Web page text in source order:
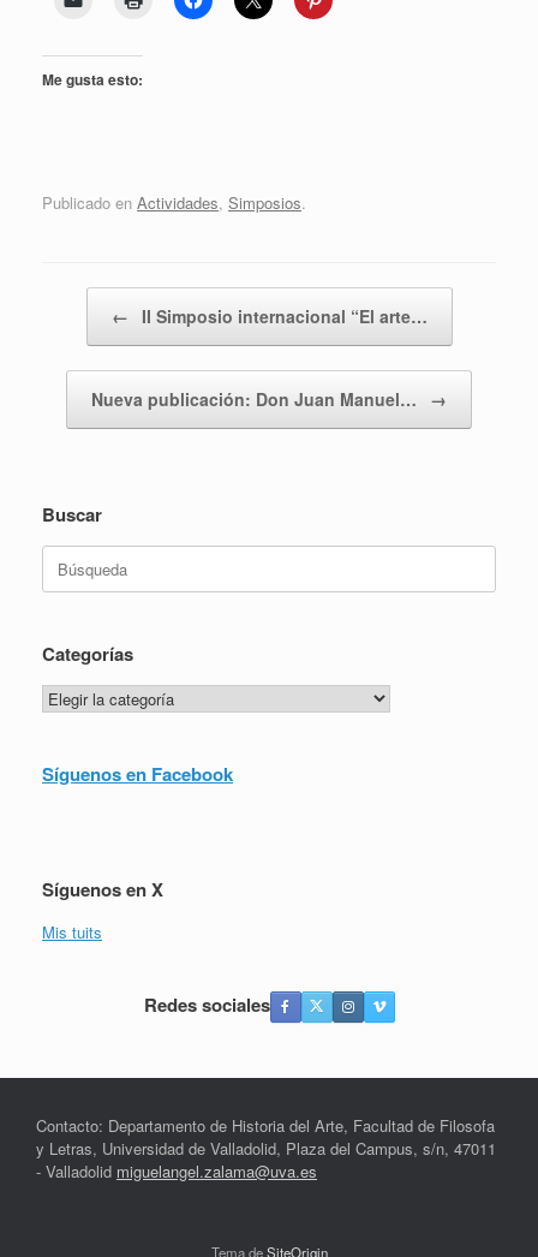
Me gusta esto:
Publicado en Actividades, Simposios.
← II Simposio internacional “El arte…
Nueva publicación: Don Juan Manuel… →
Buscar
Categorías
Categorías
Síguenos en Facebook
Síguenos en X
Mis tuits
Redes sociales
Contacto: Departamento de Historia del Arte, Facultad de Filosofa
y Letras, Universidad de Valladolid, Plaza del Campus, s/n, 47011
- Valladolid miguelangel.zalama@uva.es
Tema deSiteOrigin